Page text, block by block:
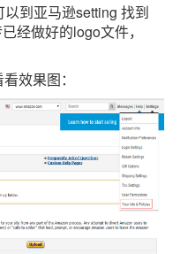
以到亚马逊setting 找到
经做好的logo文件，
效果图：